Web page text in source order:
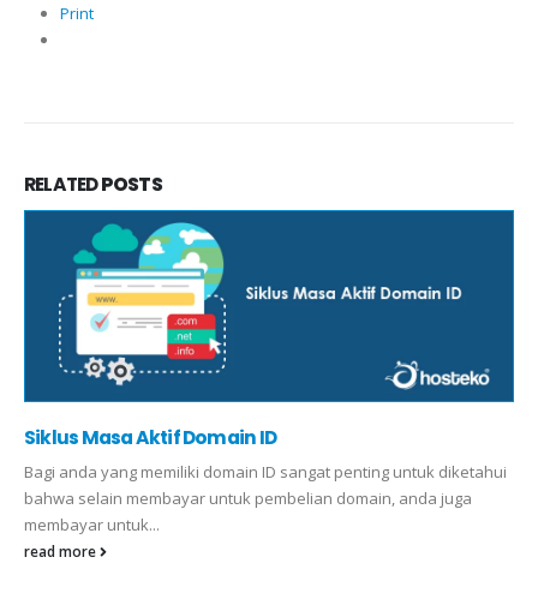
Print
RELATEDPOSTS
Siklus Masa Aktif Domain ID
Bagi anda yang memiliki domain ID sangat penting untuk diketahui
bahwa selain membayar untuk pembelian domain, anda juga
membayar untuk...
read more